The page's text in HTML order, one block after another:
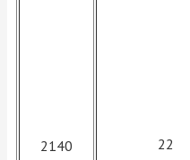
2140 22